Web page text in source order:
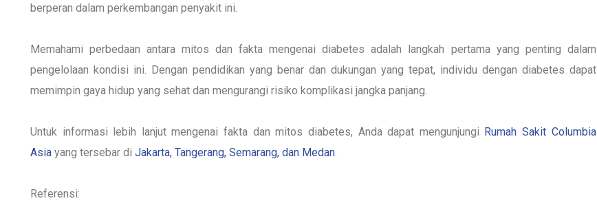
berperan dalam perkembangan penyakit ini.
Memahami perbedaan antara mitos dan fakta mengenai diabetes adalah langkah pertama yang penting dalam
pengelolaan kondisi ini. Dengan pendidikan yang benar dan dukungan yang tepat, individu dengan diabetes dapat
memimpin gaya hidup yang sehat dan mengurangi risiko komplikasi jangka panjang.
Untuk informasi lebih lanjut mengenai fakta dan mitos diabetes, Anda dapat mengunjungi Rumah Sakit Columbia
Asia yang tersebar di Jakarta, Tangerang, Semarang, dan Medan
Referensi: